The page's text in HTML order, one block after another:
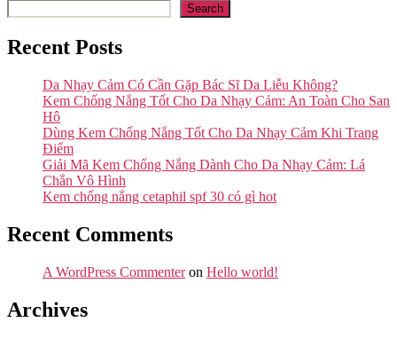
Search
Recent Posts
Da Nhạy Cảm Có Cần Gặp Bác Sĩ Da Liễu Không?
Kem Chống Nắng Tốt Cho Da Nhạy Cảm: An Toàn Cho San
Hô
Dùng Kem Chống Nắng Tốt Cho Da Nhạy Cảm Khi Trang
Điểm
Giải Mã Kem Chống Nắng Dành Cho Da Nhạy Cảm: Lá
Chắn Vô Hình
Kem chống nắng cetaphil spf 30 có gì hot
Recent Comments
A WordPress Commenteron Hello world!
Archives